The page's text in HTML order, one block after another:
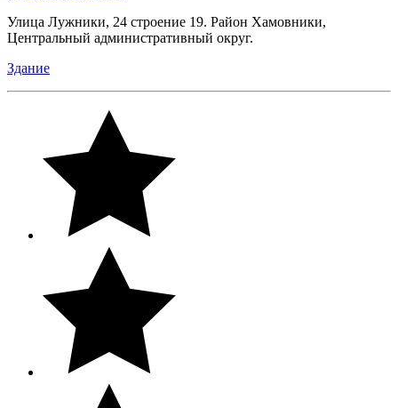
Улица Лужники, 24 строение 19. Район Хамовники,
Центральный административный округ.
Здание